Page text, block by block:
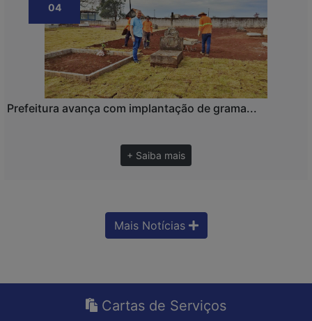
04
Prefeitura avança com implantação de grama...
+ Saiba mais
Mais Notícias
Cartas de Serviços